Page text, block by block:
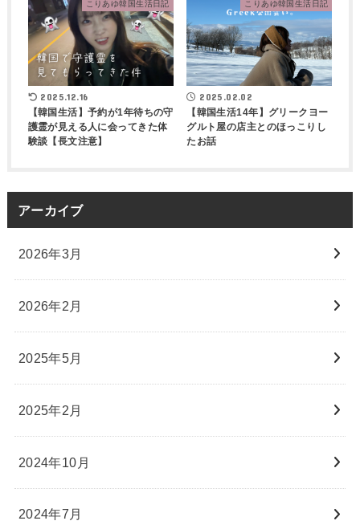
こりあゆ韓国生活日記
2025.12.16
【韓国生活】予約が1年待ちの守
護霊が見える人に会ってきた体
験談【長文注意】
こりあゆ韓国生活日記
2025.02.02
【韓国生活14年】グリークヨー
グルト屋の店主とのほっこりし
たお話
アーカイブ
2026年3月
2026年2月
2025年5月
2025年2月
2024年10月
2024年7月